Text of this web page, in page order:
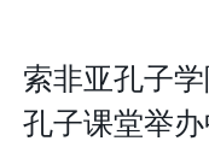
索非亚孔子
孔子课堂举